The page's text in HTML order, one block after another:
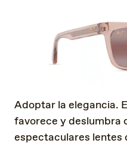
Adoptar la elegancia.
favorece y deslumbra
espectaculares lentes